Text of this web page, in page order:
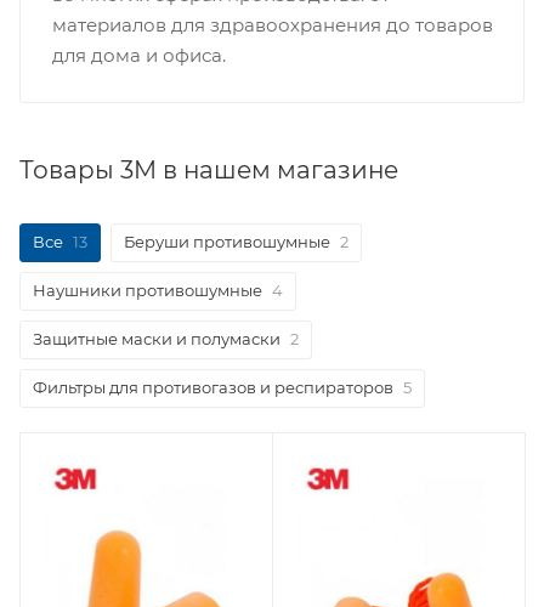
материалов для здравоохранения до товаров
для дома и офиса.
Товары 3M в нашем магазине
Все 13 Беруши противошумные 2
Наушники противошумные 4
Защитные маски и полумаски 2
Фильтры для противогазов и респираторов 5